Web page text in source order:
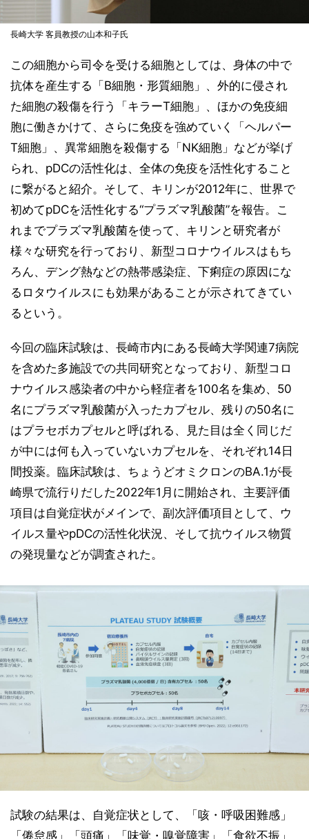
長崎大学 客員教授の山本和子氏
この細胞から司令を受ける細胞としては、身体の中で
抗体を産生する「B細胞・形質細胞」、外的に侵され
た細胞の殺傷を行う「キラーT細胞」、ほかの免疫細
胞に働きかけて、さらに免疫を強めていく「ヘルパー
T細胞」、異常細胞を殺傷する「NK細胞」などが挙げ
られ、pDCの活性化は、全体の免疫を活性化すること
に繋がると紹介。そして、キリンが2012年に、世界で
初めてpDCを活性化する“プラズマ乳酸菌”を報告。こ
れまでプラズマ乳酸菌を使って、キリンと研究者が
様々な研究を行っており、新型コロナウイルスはもち
ろん、デング熱などの熱帯感染症、下痢症の原因にな
るロタウイルスにも効果があることが示されてきてい
るという。
今回の臨床試験は、長崎市内にある長崎大学関連7病院
を含めた多施設での共同研究となっており、新型コロ
ナウイルス感染者の中から軽症者を100名を集め、50
名にプラズマ乳酸菌が入ったカプセル、残りの50名に
はプラセボカプセルと呼ばれる、見た目は全く同じだ
が中には何も入っていないカプセルを、それぞれ14日
間投薬。臨床試験は、ちょうどオミクロンのBA.1が長
崎県で流行りだした2022年1月に開始され、主要評価
項目は自覚症状がメインで、副次評価項目として、ウ
イルス量やpDCの活性化状況、そして抗ウイルス物質
の発現量などが調査された。
試験の結果は、自覚症状として、「咳・呼吸困難感」
「倦怠感」「頭痛」「味覚・嗅覚障害」「食欲不振」